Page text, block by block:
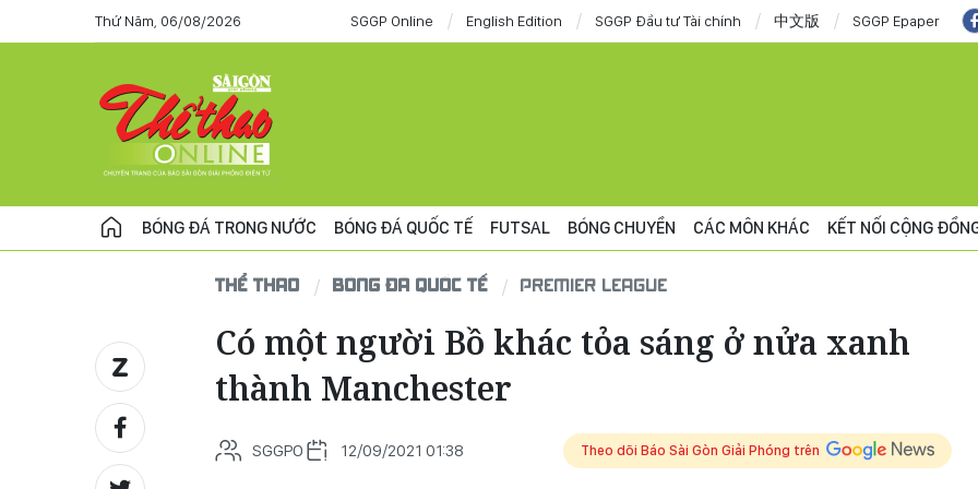
Thứ Năm, 06/08/2026 SGGP Online English Edition SGGP Đầu tư Tài chính 中文版 SGGP Epaper
BÓNG ĐÁ TRONG NƯỚC BÓNG ĐÁ QUỐC TẾ FUTSAL BÓNG CHUYỀN CÁC MÔN KHÁC KẾT NỐI CỘNG
THỂ THAO BÓNG ĐÁ QUỐC TẾ PREMIER LEAGUE
Có một người Bồ khác tỏa sáng ở nửa xanh
thành Manchester
SGGPO 12/09/2021 01:38 Theo dõi Báo Sài Gòn Giải Phóng trên